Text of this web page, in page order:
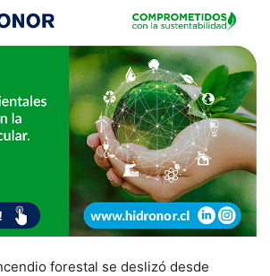
forestal se deslizó desde